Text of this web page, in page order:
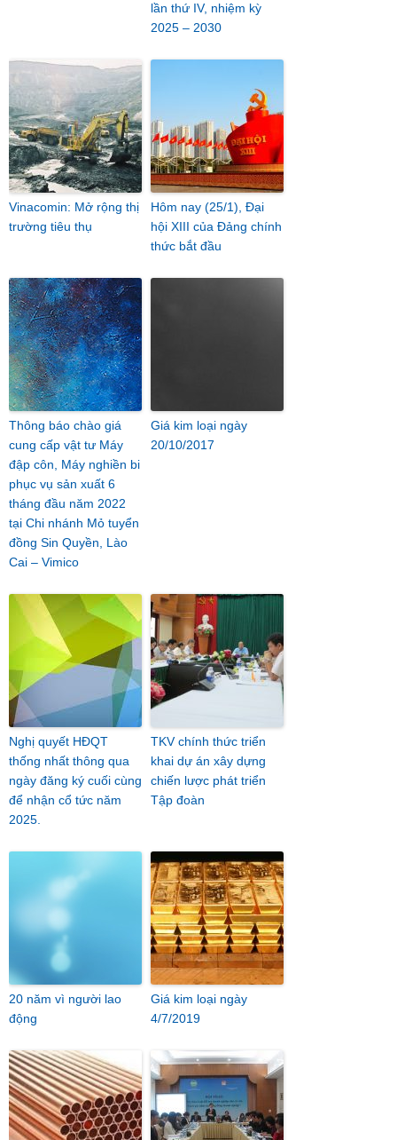
lần thứ IV, nhiệm kỳ
2025 – 2030
Vinacomin: Mở rộng thị
trường tiêu thụ
Hôm nay (25/1), Đại
hội XIII của Đảng chính
thức bắt đầu
Thông báo chào giá
cung cấp vật tư Máy
đập côn, Máy nghiền bi
phục vụ sản xuất 6
tháng đầu năm 2022
tại Chi nhánh Mỏ tuyển
đồng Sin Quyền, Lào
Cai – Vimico
Giá kim loại ngày
20/10/2017
Nghị quyết HĐQT
thống nhất thông qua
ngày đăng ký cuối cùng
để nhận cổ tức năm
2025.
TKV chính thức triển
khai dự án xây dựng
chiến lược phát triển
Tập đoàn
20 năm vì người lao
động
Giá kim loại ngày
4/7/2019